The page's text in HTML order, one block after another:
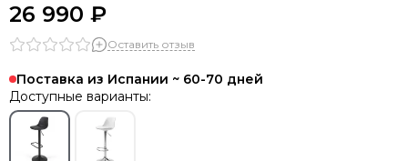
26 990 ₽
Оставить отзыв
Поставка из Испании ~ 60-70 дней
Доступные варианты: